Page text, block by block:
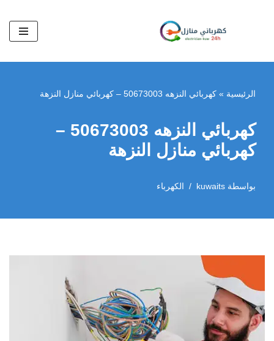
المحتوى
الرئيسية » كهربائي النزهه 50673003 – كهربائي منازل النزهة
كهربائي النزهه 50673003 –
كهربائي منازل النزهة
بواسطة kuwaits الكهرباء